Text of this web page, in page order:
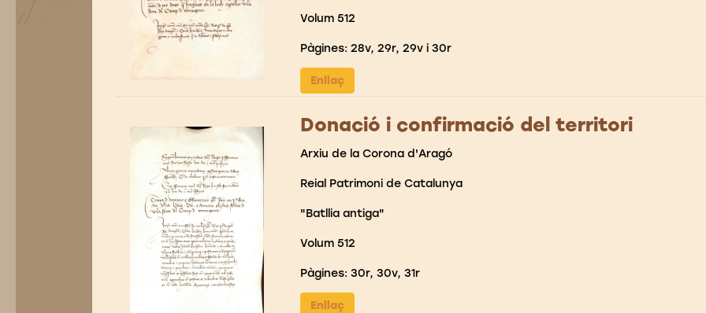
Volum 512
Pàgines: 28v, 29r, 29v i 30r
Enllaç
Donació i confirmació del territori
Arxiu de la Corona d'Aragó
Reial Patrimoni de Catalunya
"Batllia antiga"
Volum 512
Pàgines: 30r, 30v, 31r
Enllaç